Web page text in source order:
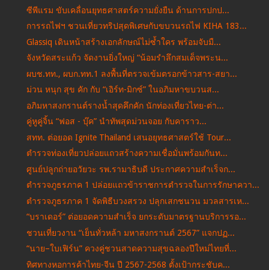
ซีพีแรม ขับเคลื่อนยุทธศาสตร์ความยั่งยืน ด้านการปกป...
การรถไฟฯ ชวนเที่ยวทริปสุดพิเศษกับขบวนรถไฟ KIHA 183...
Glassiq เดินหน้าสร้างเอกลักษณ์ไม่ซ้ำใคร พร้อมจับมื...
จังหวัดสระแก้ว จัดงานยิ่งใหญ่ “น้อมรำลึกสมเด็จพระน...
ผบช.ทท., ผบก.ทท.1 ลงพื้นที่ตรวจเข้มตรอกข้าวสาร-สยา...
ม่วน หนุก สุข คัก กับ “เอิร์ท-มิกซ์” ในอภิมหาขบวนส...
อภิมหาสงกรานต์รางน้ำสุดคึกคัก นักท่องเที่ยวไทย-ต่า...
คู่หูคู่จิ้น “ฟอส - บุ๊ค” นำทัพสุดม่วนจอย กับคาราว...
สทท. ต่อยอด Ignite Thailand เสนอยุทธศาสตร์ใช้ Tour...
ตำรวจท่องเที่ยวปล่อยแถวสร้างความเชื่อมั่นพร้อมกันท...
ศูนย์ปลูกถ่ายอวัยวะ รพ.รามาธิบดี ประกาศความสำเร็จก...
ตำรวจภูธรภาค 1 ปล่อยแถวข้าราชการตำรวจในการรักษาควา...
ตำรวจภูธรภาค 1 จัดพิธีบวงสรวง ปลุกเสกชนวน มวลสารเห...
“บราเดอร์” ต่อยอดความสำเร็จ ยกระดับมาตรฐานบริการรอ...
ชวนเที่ยวงาน “เย็นทั่วหล้า มหาสงกรานต์ 2567” แจกปฏ...
“นาย–ใบเฟิร์น” ควงคู่ชวนสาดความสุขฉลองปีใหม่ไทยที่...
ทิศทางหอการค้าไทย-จีน ปี 2567-2568 ตั้งเป้ากระชับค...